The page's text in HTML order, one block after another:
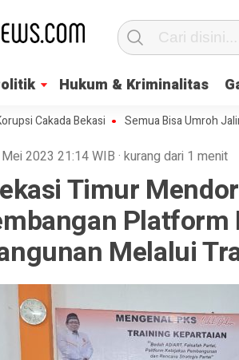
Hukum & Kriminalitas
Bekasi Semua Bisa Umroh Jalin
Mei 2023 21:14WIB · kurang dari 1 menit
Timur
Platform
Melalui